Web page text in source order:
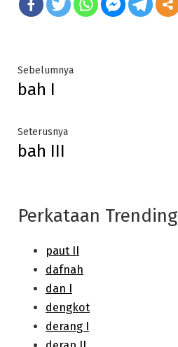
Post
navigation
SebelumnyaPrevious
bah I
SeterusnyaNext
bah III
Perkataan Trending